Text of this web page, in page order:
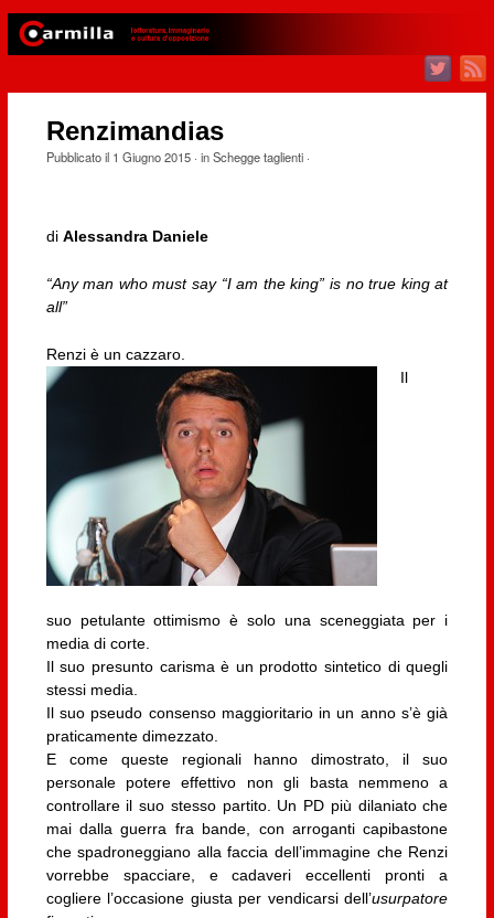
Renzimandias
Pubblicato il 1 Giugno 2015· inSchegge taglienti·
di Alessandra Daniele
“Any man who must say “I am the king” is no true king at
all”
Renzi è un cazzaro.
Il
suo petulante ottimismo è solo una sceneggiata per i
media di corte.
Il suo presunto carisma è un prodotto sintetico di quegli
stessi media.
Il suo pseudo consenso maggioritario in un anno s’è già
praticamente dimezzato.
E come queste regionali hanno dimostrato, il suo
personale potere effettivo non gli basta nemmeno a
controllare il suo stesso partito. Un PD più dilaniato che
mai dalla guerra fra bande, con arroganti capibastone
che spadroneggiano alla faccia dell’immagine che Renzi
vorrebbe spacciare, e cadaveri eccellenti pronti a
cogliere l’occasione giusta per vendicarsi dell’usurpatore